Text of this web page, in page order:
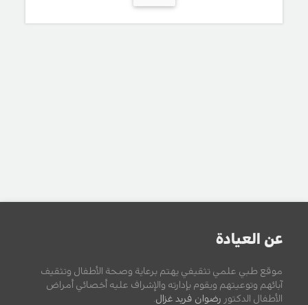
عن العيادة
موقع طبي علمي تثقيفي يهتم برعاية وصحة الأطفال وتثقيف
آبائهم وتوعيتهم ويقوم بإدارته والإشراف عليه أخصائي أمراض
الأطفال الدكتور رضوان فريد غزال